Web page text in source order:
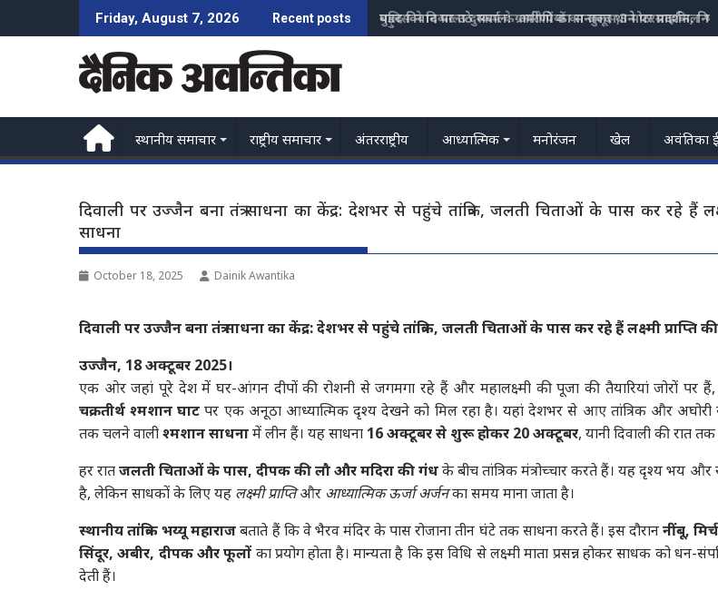
to
Friday, August 7, 2026 Recent posts पुलिस ने निकाला दुष्कर्म के आरोपियों का जुलूस,3 मोटरसाइकिल भी
स्थानीय समाचार राष्ट्रीय समाचार अंतरराष्ट्रीय आध्यात्मिक मनोरंजन खेल अवंतिका
दिवाली पर उज्जैन बना तंत्र साधना का केंद्र: देशभर से पहुंचे तांत्रिक, जलती चिताओं के पास कर रहे हैं
साधना
October 18, 2025 Dainik Awantika
दिवाली पर उज्जैन बना तंत्र साधना का केंद्र: देशभर से पहुंचे तांत्रिक, जलती चिताओं के पास कर रहे हैं लक्ष्मी प्राप्ति
उज्जैन, 18 अक्टूबर 2025।
एक ओर जहां पूरे देश में घर-आंगन दीपों की रोशनी से जगमगा रहे हैं और महालक्ष्मी की पूजा की तैयारियां जोरों पर हैं,
चक्रतीर्थ श्मशान घाट पर एक अनूठा आध्यात्मिक दृश्य देखने को मिल रहा है। यहां देशभर से आए तांत्रिक और अघोरी
तक चलने वालीश्मशान साधनामें लीन हैं। यह साधना 16 अक्टूबर से शुरू होकर 20 अक्टूबर, यानी दिवाली की रात
हर रातजलती चिताओं के पास, दीपक की लौ और मदिरा की गंधके बीच तांत्रिक मंत्रोच्चार करते हैं। यह दृश्य भय और
है, लेकिन साधकों के लिए यह लक्ष्मी प्राप्तिऔर आध्यात्मिक ऊर्जा अर्जनका समय माना जाता है।
स्थानीय तांत्रिक भय्यू महाराजबताते हैं कि वे भैरव मंदिर के पास रोजाना तीन घंटे तक साधना करते हैं। इस दौराननींबू,
सिंदूर, अबीर, दीपक और फूलों का प्रयोग होता है। मान्यता है कि इस विधि से लक्ष्मी माता प्रसन्न होकर साधक को धन-
देती हैं।